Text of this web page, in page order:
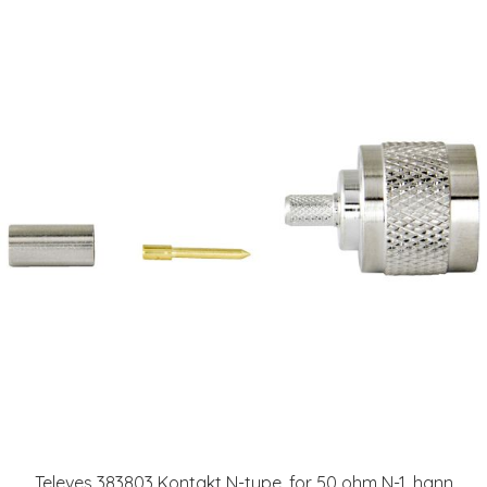
Televes 383803 Kontakt N-type, for 50 ohm N-1, hann